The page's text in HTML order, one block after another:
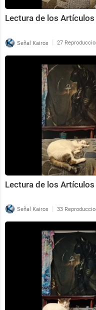
Lectura de los
Señal Kairos | 27
Lectura de los
Señal Kairos | 33